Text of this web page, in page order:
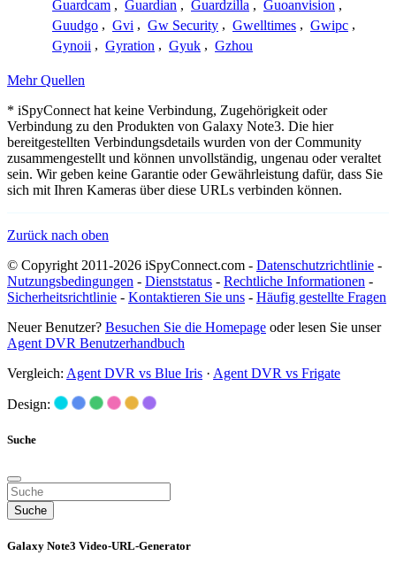
Guardcam , Guardian , Guardzilla , Guoanvision ,
Guudgo , Gvi , Gw Security , Gwelltimes , Gwipc ,
Gynoii , Gyration , Gyuk , Gzhou
Mehr Quellen
* iSpyConnect hat keine Verbindung, Zugehörigkeit oder
Verbindung zu den Produkten von Galaxy Note3. Die hier
bereitgestellten Verbindungsdetails wurden von der Community
zusammengestellt und können unvollständig, ungenau oder veraltet
sein. Wir geben keine Garantie oder Gewährleistung dafür, dass Sie
sich mit Ihren Kameras über diese URLs verbinden können.
Zurück nach oben
© Copyright 2011-2026 iSpyConnect.com - Datenschutzrichtlinie -
Nutzungsbedingungen - Dienststatus - Rechtliche Informationen -
Sicherheitsrichtlinie - Kontaktieren Sie uns - Häufig gestellte Fragen
Neuer Benutzer? Besuchen Sie die Homepage oder lesen Sie unser
Agent DVR Benutzerhandbuch
Vergleich: Agent DVR vs Blue Iris · Agent DVR vs Frigate
Design:
Suche
Suche
Galaxy Note3 Video-URL-Generator